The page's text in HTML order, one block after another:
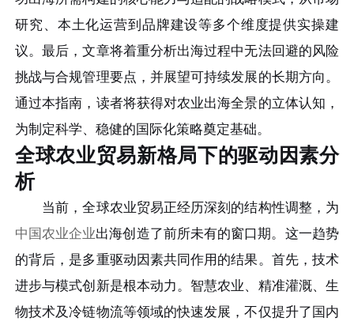
研究、本土化运营到品牌建设等多个维度提供实操建
议。最后，文章将着重分析出海过程中无法回避的风险
挑战与合规管理要点，并展望可持续发展的长期方向。
通过本指南，读者将获得对农业出海全景的立体认知，
为制定科学、稳健的国际化策略奠定基础。
全球农业贸易新格局下的驱动因素分
析
当前，全球农业贸易正经历深刻的结构性调整，为
中国农业企业出海创造了前所未有的窗口期。这一趋势
的背后，是多重驱动因素共同作用的结果。首先，技术
进步与模式创新是根本动力。智慧农业、精准灌溉、生
物技术及冷链物流等领域的快速发展，不仅提升了国内